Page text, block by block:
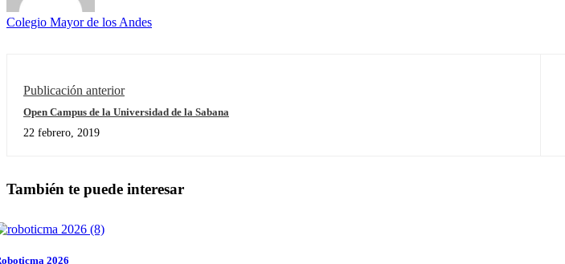
Colegio Mayor de los Andes
Publicación anterior
Open Campus de la Universidad de la Sabana
22 febrero, 2019
También te puede interesar
2026